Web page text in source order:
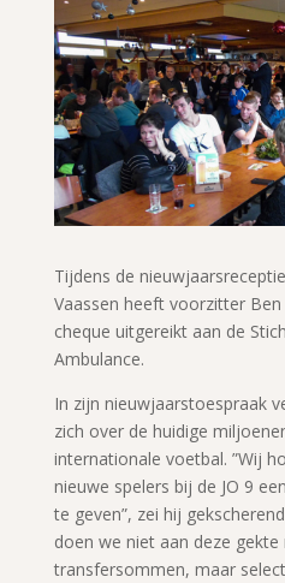
Tijdens de
Vaassen heeft voorzitter
cheque uitgereikt aan de
Ambulance.
In zijn nieuwjaarstoespraak
zich over de huidige
internationale voetbal. ”Wij
nieuwe spelers bij de JO 9
te geven”, zei hij
doen we niet aan deze gekte
transfersommen, maar